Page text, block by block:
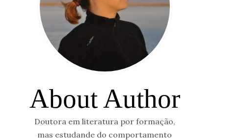
About Author
Doutora em literatura por formação,
mas estudande do comportamento